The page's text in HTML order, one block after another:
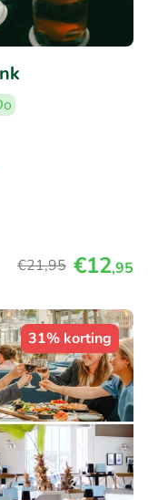
€21,95 €12,95
31% korting